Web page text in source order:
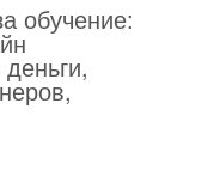
обучение: